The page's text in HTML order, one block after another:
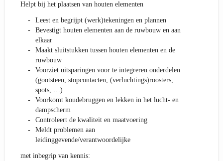
Helpt bij het plaatsen van houten elementen
Leest en begrijpt (werk)tekeningen en plannen
Bevestigt houten elementen aan de ruwbouw en aan
elkaar
Maakt sluitstukken tussen houten elementen en de
ruwbouw
Voorziet uitsparingen voor te integreren onderdelen
(gootsteen, stopcontacten, (verluchtings)roosters,
spots, …)
Voorkomt koudebruggen en lekken in het lucht- en
dampscherm
Controleert de kwaliteit en maatvoering
Meldt problemen aan
leidinggevende/verantwoordelijke
met inbegrip van kennis: